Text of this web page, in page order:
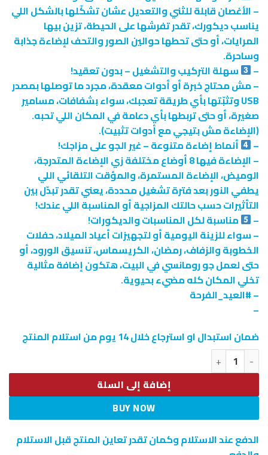
– الأغصان قابلة للثني والتعديل عشان تشكّلها بالشكل اللي
يناسب ديكورك، تقدر تفرشها على الحيطة، تزين بيها
المرايات، أو حتى تحطها حوالين الصور والتحف لإضاءة جذابة
وساحرة.
–
سهلة التركيب والتشغيل – بدون تعقيد!
– مش محتاج خبرة أو أدوات معقدة، مجرد ما توصلها بمصدر
USB وتثبّتها بأي طريقة تعجبك، سواء بشفافات، مسامير
صغيرة، أو حتى تربطها بأي دعامة في المكان اللي تحبه.
(الإضاءة مش بتيجي مع أدوات تثبيت).
–
أنماط إضاءة متنوعة – غير الجو على مزاجك!
– الإضاءة فيها 8 أوضاع مختلفة زي الإضاءة المتدرجة،
الوميض، الإضاءة المستمرة، والمؤقت التلقائي اللي
يطفي النور بعد فترة تشغيل محددة، يعني تقدر تبدّل بين
التأثيرات حسب حالتك المزاجية أو المناسبة اللي عندك!
–
مناسبة لكل المناسبات والديكورات!
– سواء للزينة اليومية أو لتجهيزات أعياد الميلاد، حفلات
الخطوبة والزفاف، رمضان، الكريسماس، تنسيق الورود، أو
حتى لعمل جو رومانسي في البيت، هتكون إضافة مثالية
تخلي المكان كله مضيء بحيوية.
– #العيد_الفرحة
–
ضمان استبدال او استرجاع خلال 14 يوم من استلام المنتج
كمية • فرع نور غصن شجره WARM
إضافة إلى السلة
BUY NOW
الدفع عند الاستلام وكمان تقدر تعاين المنتج قبل الاستلام